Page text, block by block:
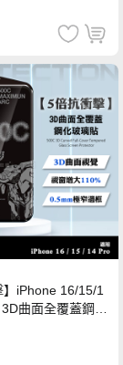
】iPhone 16/15/1
曲面全覆蓋鋼化